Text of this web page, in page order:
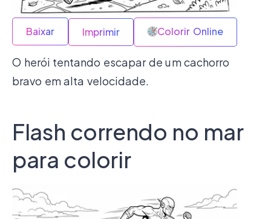
Baixar Imprimir Colorir Online
O herói tentando escapar de um cachorro
bravo em alta velocidade.
Flash correndo no mar
para colorir